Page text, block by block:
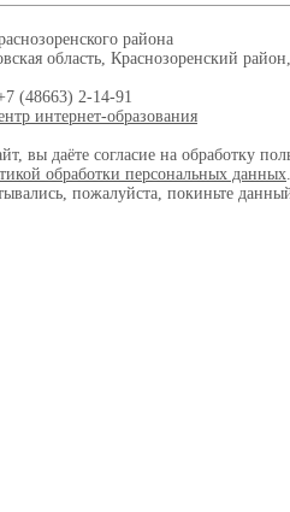
района
область, Краснозоренский
(48663) 2-14-91
интернет-образования
вы даёте согласие на обработку
обработки персональных данных
пожалуйста, покиньте